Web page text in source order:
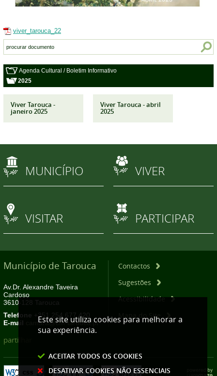
viver_tarouca_22
Agenda Cultural / Boletim Informativo
2025
Viver Tarouca -
janeiro 2025
Viver Tarouca - abril
2025
MUNICÍPIO VIVER
VISITAR PARTICIPAR
Município de Tarouca
Av.Dr. Alexandre Taveira
Cardoso
3610-128 Tarouca
Telefone +351 254 677 420
E-mail
camara@cm-tarouca.pt
Contactos
Sugestões
Acessibilidade
Mapa do Site
partilhar
Este site utiliza cookies para melhorar a
sua experiência.
ACEITAR TODOS OS COOKIES
DESATIVAR COOKIES NÃO ESSENCIAIS